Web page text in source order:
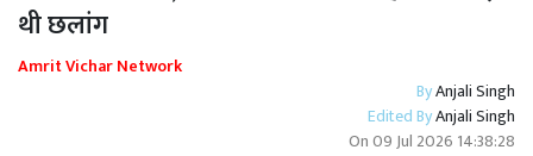
थी छलांग
Amrit Vichar Network
ByAnjali Singh
Edited ByAnjali Singh
On09 Jul 2026 14:38:28